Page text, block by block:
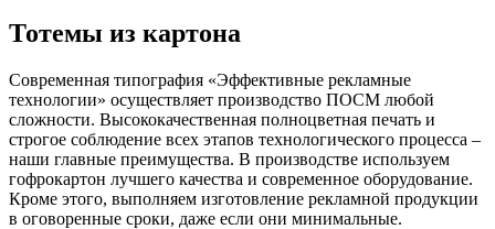
Тотемы из картона
Современная типография «Эффективные рекламные
технологии» осуществляет производство ПОСМ любой
сложности. Высококачественная полноцветная печать и
строгое соблюдение всех этапов технологического процесса –
наши главные преимущества. В производстве используем
гофрокартон лучшего качества и современное оборудование.
Кроме этого, выполняем изготовление рекламной продукции
в оговоренные сроки, даже если они минимальные.